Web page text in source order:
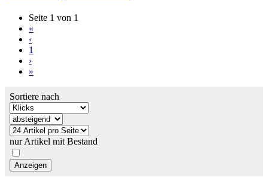
Seite 1 von 1
«
‹
1
›
»
Sortiere nach
nur Artikel mit Bestand